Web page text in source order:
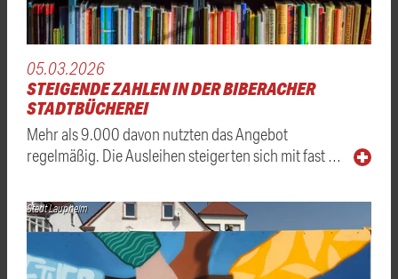
05.03.2026
STEIGENDE ZAHLEN IN DER BIBERACHER
STADTBÜCHEREI
Mehr als 9.000 davon nutzten das Angebot
regelmäßig. Die Ausleihen steigerten sich mit fast …
Stadt Laupheim